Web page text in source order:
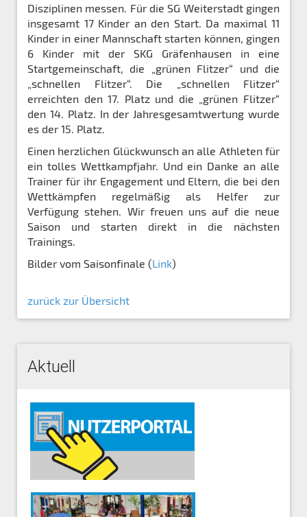
Disziplinen messen. Für die SG Weiterstadt gingen
insgesamt 17 Kinder an den Start. Da maximal 11
Kinder in einer Mannschaft starten können, gingen
6 Kinder mit der SKG Gräfenhausen in eine
Startgemeinschaft, die „grünen Flitzer“ und die
„schnellen Flitzer“. Die „schnellen Flitzer“
erreichten den 17. Platz und die „grünen Flitzer“
den 14. Platz. In der Jahresgesamtwertung wurde
es der 15. Platz.
Einen herzlichen Glückwunsch an alle Athleten für
ein tolles Wettkampfjahr. Und ein Danke an alle
Trainer für ihr Engagement und Eltern, die bei den
Wettkämpfen regelmäßig als Helfer zur
Verfügung stehen. Wir freuen uns auf die neue
Saison und starten direkt in die nächsten
Trainings.
Bilder vom Saisonfinale (Link)
zurück zur Übersicht
Aktuell